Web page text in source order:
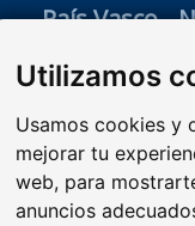
Utilizamos
Usamos cookies y
mejorar tu
web, para
anuncios
País Vasco -
947 341 468
626 189 986 /